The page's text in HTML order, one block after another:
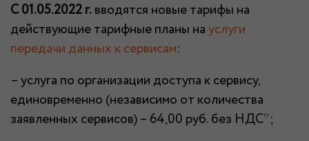
С 01.05.2022 г.вводятся новые тарифы на
действующие тарифные планы науслуги
передачи данных к сервисам:
– услуга по организации доступа к сервису,
единовременно (независимо от количества
заявленных сервисов) – 64,00 руб. без НДС*;